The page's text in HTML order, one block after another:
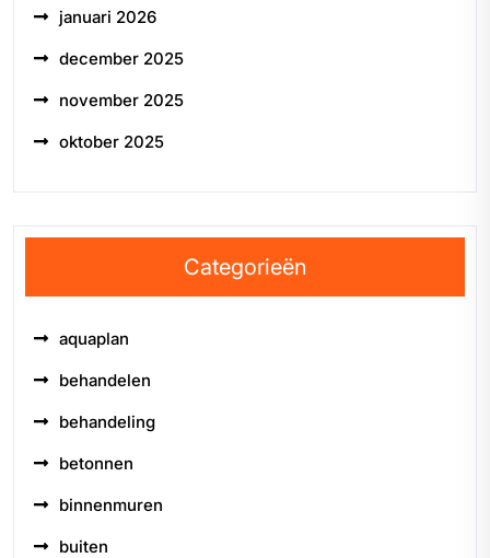
januari 2026
december 2025
november 2025
oktober 2025
Categorieën
aquaplan
behandelen
behandeling
betonnen
binnenmuren
buiten